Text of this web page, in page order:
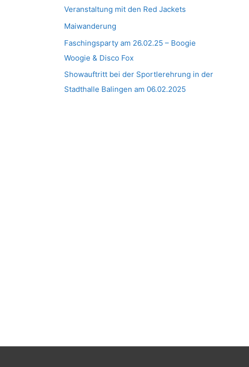
Veranstaltung mit den Red Jackets
Maiwanderung
Faschingsparty am 26.02.25 – Boogie
Woogie & Disco Fox
Showauftritt bei der Sportlerehrung in der
Stadthalle Balingen am 06.02.2025